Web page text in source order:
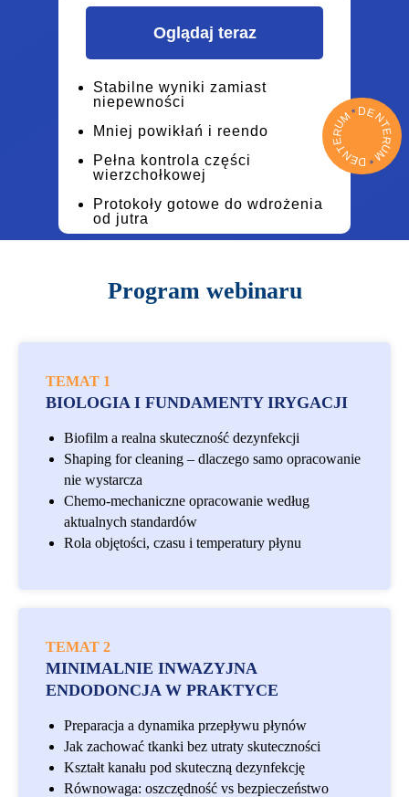
Stabilne wyniki zamiast
niepewności
Mniej powikłań i reendo
Pełna kontrola części
wierzchołkowej
Protokoły gotowe do wdrożenia
od jutra
D
*
EN
T
E
R
U
M
*
D
E
N
T
E
R
U
M
Oglądaj teraz
Program webinaru
TEMAT 1
BIOLOGIA I FUNDAMENTY IRYGACJI
Biofilm a realna skuteczność dezynfekcji
Shaping for cleaning – dlaczego samo opracowanie
nie wystarcza
Chemo-mechaniczne opracowanie według
aktualnych standardów
Rola objętości, czasu i temperatury płynu
TEMAT 2
MINIMALNIE INWAZYJNA
ENDODONCJA W PRAKTYCE
Preparacja a dynamika przepływu płynów
Jak zachować tkanki bez utraty skuteczności
Kształt kanału pod skuteczną dezynfekcję
Równowaga: oszczędność vs bezpieczeństwo